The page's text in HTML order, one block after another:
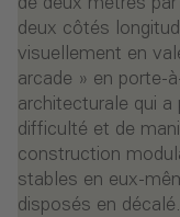
de deux mètres
deux côtés
visuellement en
arcade » en porte-
architecturale qui
difficulté et de
construction
stables en eux-
disposés en décalé.